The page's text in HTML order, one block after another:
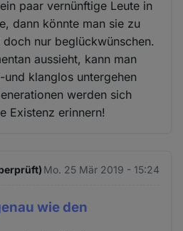
paar vernünftige Leute in
dann könnte man sie zu
nur beglückwünschen.
aussieht, kann man
und klanglos untergehen
werden sich
Existenz erinnern!
Mo. 25 Mär 2019 - 15:24
wie den